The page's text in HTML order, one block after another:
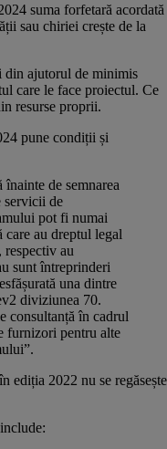
suma forfetară acordată
sau chiriei crește de la
din ajutorul de minimis
care le face proiectul. Ce
resurse proprii.
pune condiții și
de semnarea
servicii de
pot fi numai
au dreptul legal
respectiv au
sunt întreprinderi
una dintre
diviziunea 70.
consultanță în cadrul
furnizori pentru alte
ediția 2022 nu se regăsește